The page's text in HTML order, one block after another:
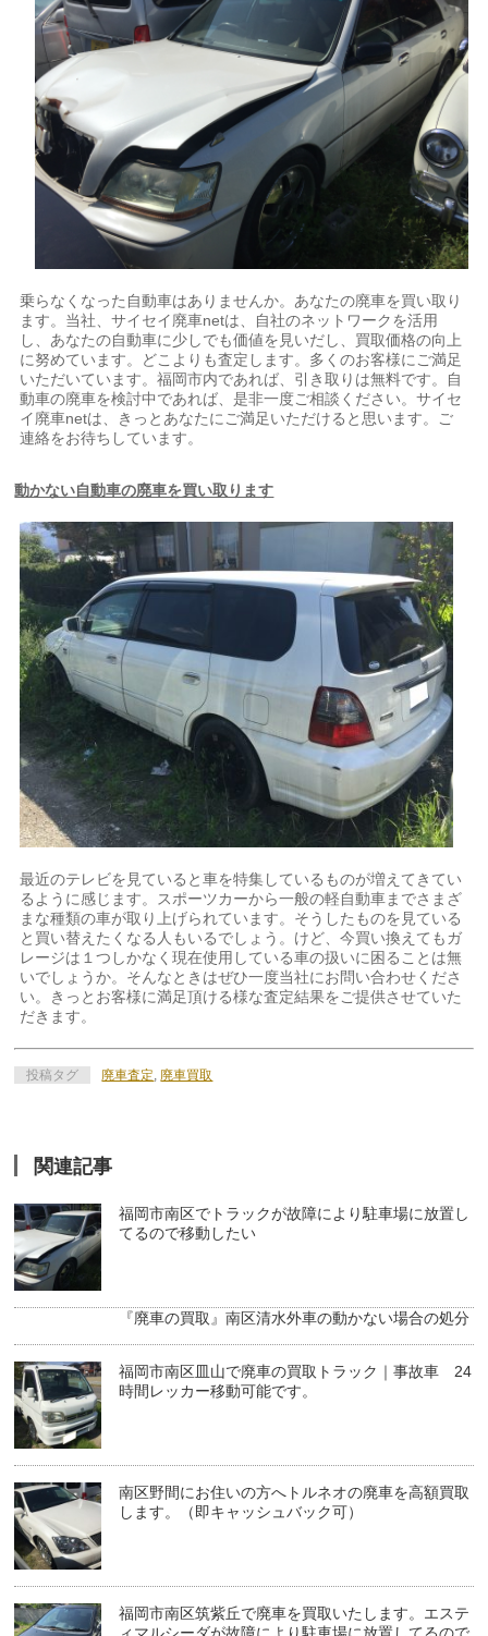
乗らなくなった自動車はありませんか。あなたの廃車を買い取り
ます。当社、サイセイ廃車netは、自社のネットワークを活用
し、あなたの自動車に少しでも価値を見いだし、買取価格の向上
に努めています。どこよりも査定します。多くのお客様にご満足
いただいています。福岡市内であれば、引き取りは無料です。自
動車の廃車を検討中であれば、是非一度ご相談ください。サイセ
イ廃車netは、きっとあなたにご満足いただけると思います。ご
連絡をお待ちしています。
動かない自動車の廃車を買い取ります
最近のテレビを見ていると車を特集しているものが増えてきてい
るように感じます。スポーツカーから一般の軽自動車までさまざ
まな種類の車が取り上げられています。そうしたものを見ている
と買い替えたくなる人もいるでしょう。けど、今買い換えてもガ
レージは１つしかなく現在使用している車の扱いに困ることは無
いでしょうか。そんなときはぜひ一度当社にお問い合わせくださ
い。きっとお客様に満足頂ける様な査定結果をご提供させていた
だきます。
投稿タグ 廃車査定 廃車買取
関連記事
福岡市南区でトラックが故障により駐車場に放置し
てるので移動したい
『廃車の買取』南区清水外車の動かない場合の処分
福岡市南区皿山で廃車の買取トラック｜事故車 24
時間レッカー移動可能です。
南区野間にお住いの方へトルネオの廃車を高額買取
します。（即キャッシュバック可）
福岡市南区筑紫丘で廃車を買取いたします。エステ
ィマルシーダが故障により駐車場に放置してるので